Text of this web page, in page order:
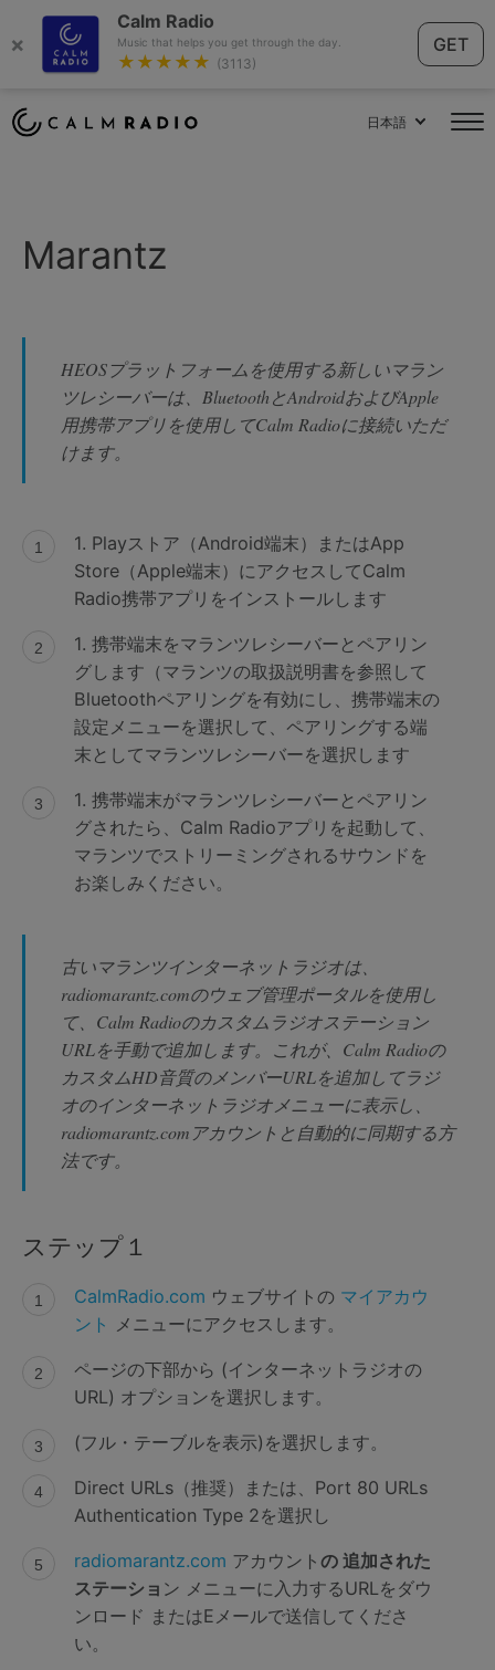
×
Calm Radio
Music that helps you get through the day.
★★★★★ (3113)
GET
日本語
Marantz
HEOSプラットフォームを使用する新しいマラン
ツレシーバーは、BluetoothとAndroidおよびApple
用携帯アプリを使用してCalm Radioに接続いただ
けます。
1. Playストア（Android端末）またはApp
Store（Apple端末）にアクセスしてCalm
Radio携帯アプリをインストールします
1. 携帯端末をマランツレシーバーとペアリン
グします（マランツの取扱説明書を参照して
Bluetoothペアリングを有効にし、携帯端末の
設定メニューを選択して、ペアリングする端
末としてマランツレシーバーを選択します
1. 携帯端末がマランツレシーバーとペアリン
グされたら、Calm Radioアプリを起動して、
マランツでストリーミングされるサウンドを
お楽しみください。
古いマランツインターネットラジオは、
radiomarantz.comのウェブ管理ポータルを使用し
て、Calm Radioのカスタムラジオステーション
URLを手動で追加します。これが、Calm Radioの
カスタムHD音質のメンバーURLを追加してラジ
オのインターネットラジオメニューに表示し、
radiomarantz.comアカウントと自動的に同期する方
法です。
ステップ１
CalmRadio.com ウェブサイトの マイアカウ
ント
メニューにアクセスします。
ページの下部から (インターネットラジオの
URL) オプションを選択します。
(フル・テーブルを表示)を選択します。
Direct URLs（推奨）または、Port 80 URLs
Authentication Type 2を選択し
radiomarantz.com アカウント の 追加された
ステーショ ン メニューに入力するURLをダウ
ンロード またはEメールで送信してくださ
い。